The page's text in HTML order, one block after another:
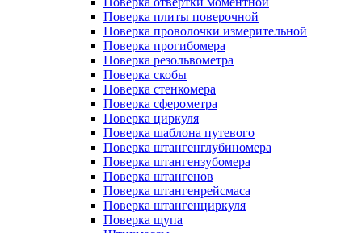
Поверка плиты поверочной
Поверка проволочки измерительной
Поверка прогибомера
Поверка резольвометра
Поверка скобы
Поверка стенкомера
Поверка сферометра
Поверка циркуля
Поверка шаблона путевого
Поверка штангенглубиномера
Поверка штангензубомера
Поверка штангенов
Поверка штангенрейсмаса
Поверка штангенциркуля
Поверка щупа